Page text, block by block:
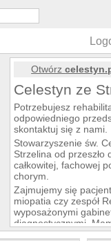
Otwórz
Celestyn ze
Potrzebujesz
odpowiedniego
skontaktuj się z nami.
Stowarzyszenie św.
Strzelina od
całkowitej, fachowej
chorym.
Zajmujemy się
miopatia czy zespół
wyposażonymi
diagnostycznymi.
rehabilitacyjny.